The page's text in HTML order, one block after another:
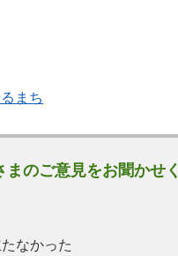
まち
のご意見をお聞かせ
なかった